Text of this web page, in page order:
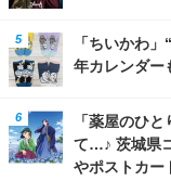
「ちいかわ
年カレンダー
「薬屋のひ
て…♪ 茨城県
やポストカー